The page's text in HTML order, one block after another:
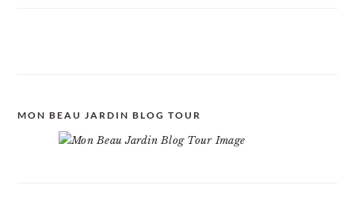
MON BEAU JARDIN BLOG TOUR